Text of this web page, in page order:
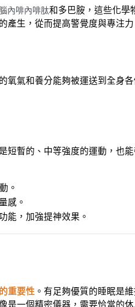
腦內啡內啡肽和多巴胺，這些化學
產生，從而提高警覺度與專注力
氧氣和養分能夠被運送到全身
短暫的、中等強度的運動，也
。
感。
能，加強提神效果。
重要性 。有足夠優質的睡眠是
是一個精密儀器，需要恰當的